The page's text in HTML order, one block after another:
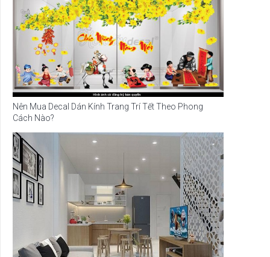
Nên Mua Decal Dán Kính Trang Trí Tết Theo Phong
Cách Nào?